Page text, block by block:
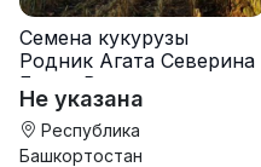
Семена кукурузы
Родник Агата Северина
Берта Вилора
Прохладненский Дарина
Росс Машук Катерина
Не указана
Республика
Башкортостан